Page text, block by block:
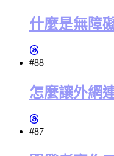
什麼是無障
#88
怎麼讓外網
#87